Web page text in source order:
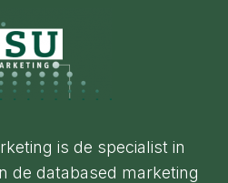
is de specialist in
de databased marketing